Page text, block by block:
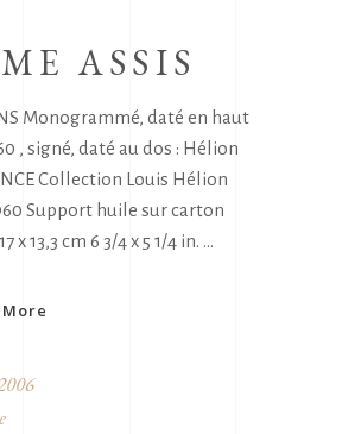
ASSIS
Monogrammé, daté en haut
, signé, daté au dos : Hélion
Collection Louis Hélion
Support huile sur carton
x 13,3 cm 6 3/4 x 5 1/4 in.